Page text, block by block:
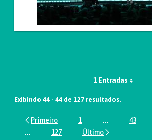
1 Entradas
Exibindo 44 - 44 de 127 resultados.
Página
1 ...Páginas43
...Páginas intermediárias Usar ABA para
Página
127